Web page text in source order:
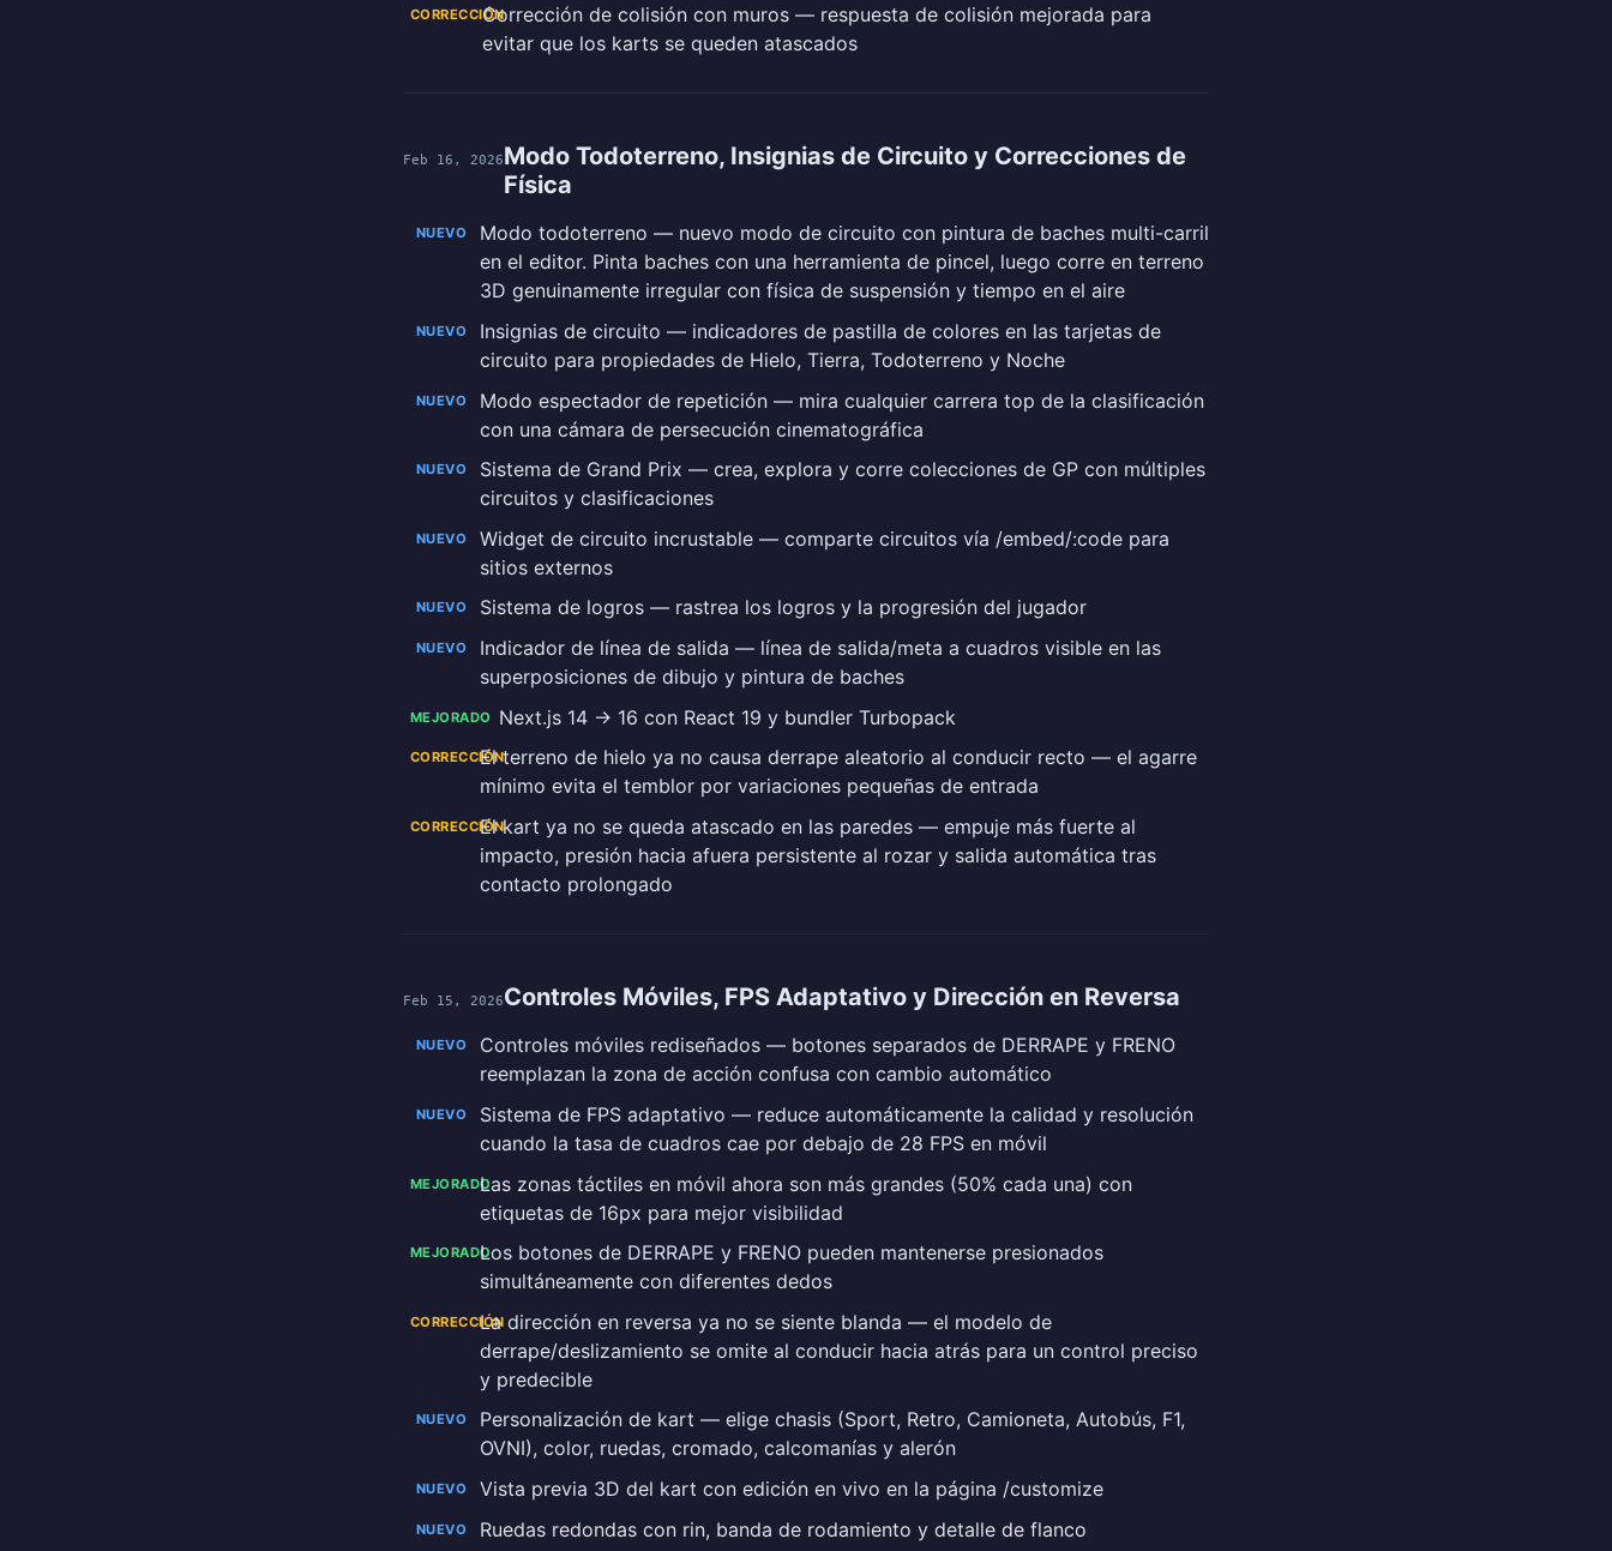
CORRECCIÓNCorrección de colisión con muros — respuesta de colisión mejorada para
evitar que los karts se queden atascados
Feb 16, 2026Modo Todoterreno, Insignias de Circuito y Correcciones de
Física
NUEVO
Modo todoterreno — nuevo modo de circuito con pintura de baches multi-carril
en el editor. Pinta baches con una herramienta de pincel, luego corre en terreno
3D genuinamente irregular con física de suspensión y tiempo en el aire
NUEVO
Insignias de circuito — indicadores de pastilla de colores en las tarjetas de
circuito para propiedades de Hielo, Tierra, Todoterreno y Noche
NUEVO
Modo espectador de repetición — mira cualquier carrera top de la clasificación
con una cámara de persecución cinematográfica
NUEVO
Sistema de Grand Prix — crea, explora y corre colecciones de GP con múltiples
circuitos y clasificaciones
NUEVO
Widget de circuito incrustable — comparte circuitos vía /embed/:code para
sitios externos
NUEVO Sistema de logros — rastrea los logros y la progresión del jugador
NUEVO
Indicador de línea de salida — línea de salida/meta a cuadros visible en las
superposiciones de dibujo y pintura de baches
MEJORADO Next.js 14 → 16 con React 19 y bundler Turbopack
CORRECCIÓNEl terreno de hielo ya no causa derrape aleatorio al conducir recto — el agarre
mínimo evita el temblor por variaciones pequeñas de entrada
CORRECCIÓNEl kart ya no se queda atascado en las paredes — empuje más fuerte al
impacto, presión hacia afuera persistente al rozar y salida automática tras
contacto prolongado
Feb 15, 2026Controles Móviles, FPS Adaptativo y Dirección en Reversa
NUEVO
Controles móviles rediseñados — botones separados de DERRAPE y FRENO
reemplazan la zona de acción confusa con cambio automático
NUEVO
Sistema de FPS adaptativo — reduce automáticamente la calidad y resolución
cuando la tasa de cuadros cae por debajo de 28 FPS en móvil
MEJORADOLas zonas táctiles en móvil ahora son más grandes (50% cada una) con
etiquetas de 16px para mejor visibilidad
MEJORADOLos botones de DERRAPE y FRENO pueden mantenerse presionados
simultáneamente con diferentes dedos
CORRECCIÓNLa dirección en reversa ya no se siente blanda — el modelo de
derrape/deslizamiento se omite al conducir hacia atrás para un control preciso
y predecible
NUEVO
Personalización de kart — elige chasis (Sport, Retro, Camioneta, Autobús, F1,
OVNI), color, ruedas, cromado, calcomanías y alerón
NUEVO Vista previa 3D del kart con edición en vivo en la página /customize
NUEVO Ruedas redondas con rin, banda de rodamiento y detalle de flanco